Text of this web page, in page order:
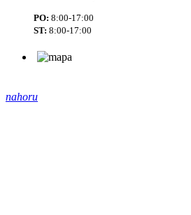
PO: 8:00-17:00
ST: 8:00-17:00
nahoru